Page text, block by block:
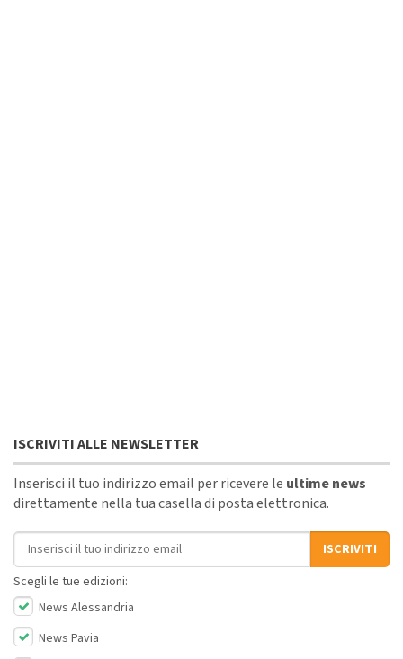
ISCRIVITI ALLE NEWSLETTER
Inserisci il tuo indirizzo email per ricevere le ultime news
direttamente nella tua casella di posta elettronica.
Indirizzo email
ISCRIVITI
Scegli le tue edizioni:
News Alessandria
News Pavia